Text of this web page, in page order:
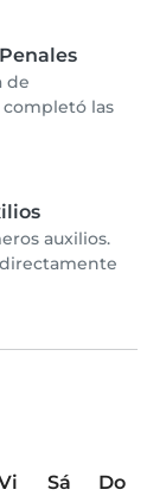
de
las
auxilios.
Sá
Do